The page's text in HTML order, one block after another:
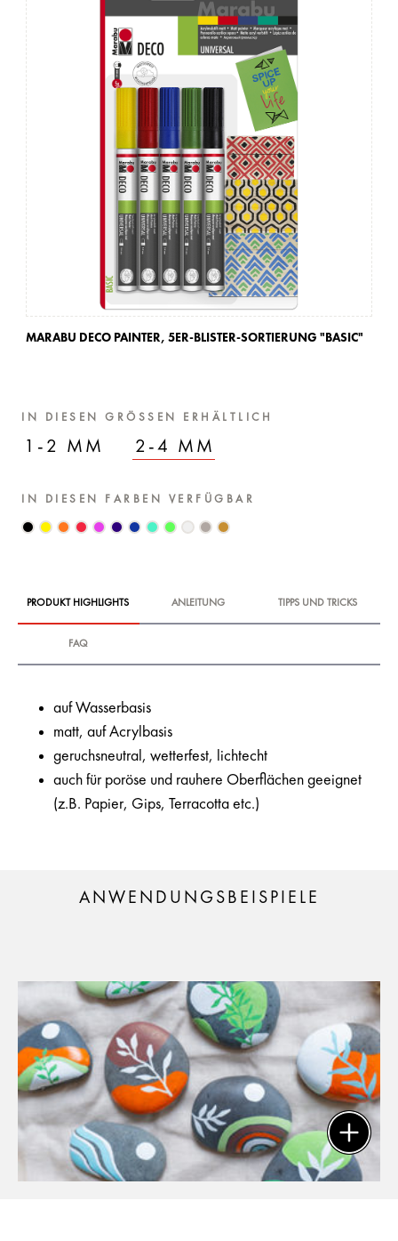
MARABU DECO PAINTER, 5ER-BLISTER-SORTIERUNG "BASIC"
IN DIESEN GRÖSSEN ERHÄLTLICH
1-2 MM 2-4 MM
IN DIESEN FARBEN VERFÜGBAR
PRODUKT HIGHLIGHTS ANLEITUNG TIPPS UND TRICKS
FAQ
auf Wasserbasis
matt, auf Acrylbasis
geruchsneutral, wetterfest, lichtecht
auch für poröse und rauhere Oberflächen geeignet
(z.B. Papier, Gips, Terracotta etc.)
ANWENDUNGSBEISPIELE